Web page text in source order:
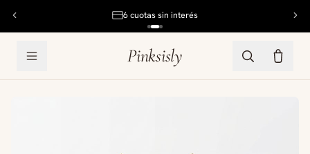
6 cuotas sin interés
Pinksisly